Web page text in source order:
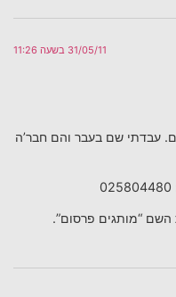
31/05/11 בשעה 11:26
עבדתי שם בעבר והם חבר’ה
“מותגים פרסום”.